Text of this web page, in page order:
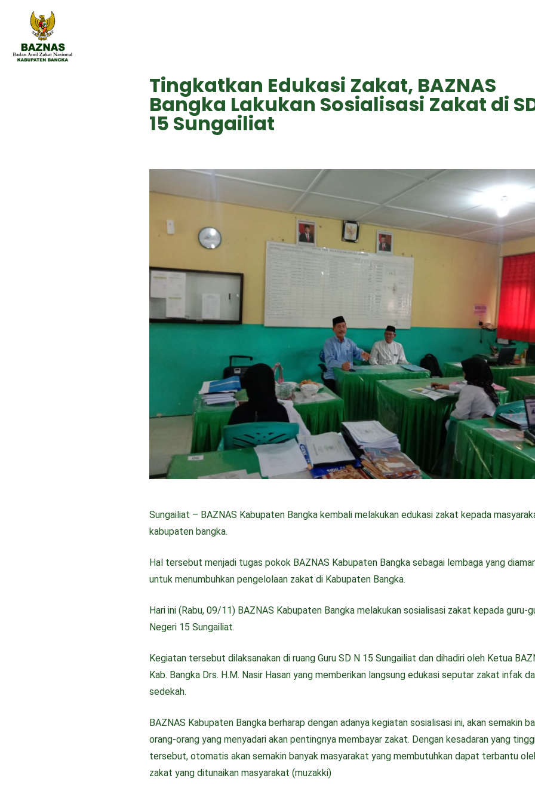
Tingkatkan Edukasi Zakat, BAZNAS
Bangka Lakukan Sosialisasi Zakat di
15 Sungailiat
Sungailiat – BAZNAS Kabupaten Bangka kembali melakukan edukasi zakat kepada
kabupaten bangka.
Hal tersebut menjadi tugas pokok BAZNAS Kabupaten Bangka sebagai lembaga yang
untuk menumbuhkan pengelolaan zakat di Kabupaten Bangka.
Hari ini (Rabu, 09/11) BAZNAS Kabupaten Bangka melakukan sosialisasi zakat kepada guru-
Negeri 15 Sungailiat.
Kegiatan tersebut dilaksanakan di ruang Guru SD N 15 Sungailiat dan dihadiri oleh Ketua
Kab. Bangka Drs. H.M. Nasir Hasan yang memberikan langsung edukasi seputar zakat infak
sedekah.
BAZNAS Kabupaten Bangka berharap dengan adanya kegiatan sosialisasi ini, akan semakin
orang-orang yang menyadari akan pentingnya membayar zakat. Dengan kesadaran yang
tersebut, otomatis akan semakin banyak masyarakat yang membutuhkan dapat terbantu
zakat yang ditunaikan masyarakat (muzakki)